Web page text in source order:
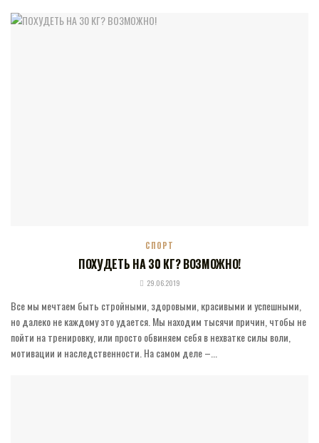
СПОРТ
ПОХУДЕТЬ НА 30 КГ? ВОЗМОЖНО!
29.06.2019
Все мы мечтаем быть стройными, здоровыми, красивыми и успешными,
но далеко не каждому это удается. Мы находим тысячи причин, чтобы не
пойти на тренировку, или просто обвиняем себя в нехватке силы воли,
мотивации и наследственности. На самом деле –...